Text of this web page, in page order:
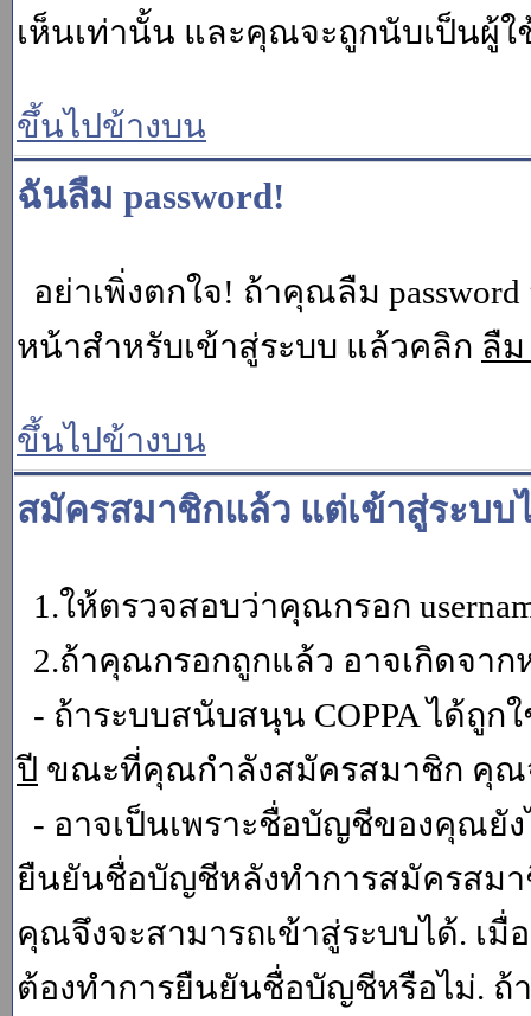
เห็นเท่านั้น และคุณจะถูกนับเป็นผู้
ขึ้นไปข้างบน
ฉันลืม password!
อย่าเพิ่งตกใจ! ถ้าคุณลืม
หน้าสำหรับเข้าสู่ระบบ แล้วคลิก ลืม
ขึ้นไปข้างบน
สมัครสมาชิกแล้ว แต่เข้าสู่ระบบ
1.ให้ตรวจสอบว่าคุณกรอก
2.ถ้าคุณกรอกถูกแล้ว อาจเกิดจาก
- ถ้าระบบสนับสนุน COPPA ได้ถู
ปี ขณะที่คุณกำลังสมัครสมาชิก คุ
- อาจเป็นเพราะชื่อบัญชีของคุณยั
ยืนยันชื่อบัญชีหลังทำการสมัครสมา
คุณจึงจะสามารถเข้าสู่ระบบได้. เ
ต้องทำการยืนยันชื่อบัญชีหรือไม่.